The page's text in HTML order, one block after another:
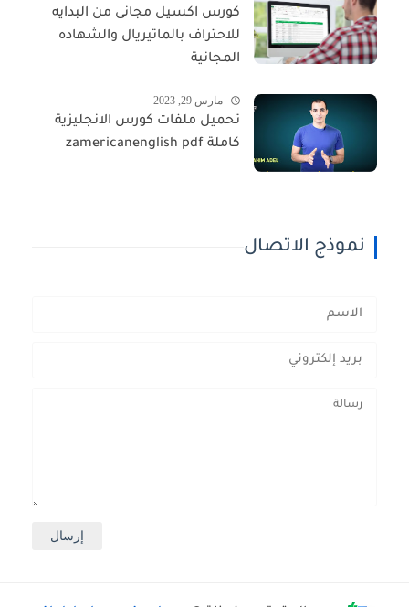
كورس اكسيل مجانى من البدايه
للاحتراف بالماتيريال والشهاده
المجانية
مارس 29, 2023
تحميل ملفات كورس الانجليزية
كاملة zamericanenglish pdf
نموذج الاتصال